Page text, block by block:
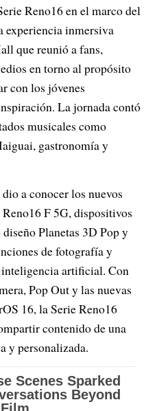
Reno16 en el marco del
experiencia inmersiva
que reunió a fans,
en torno al propósito
con los jóvenes
La jornada contó
musicales como
gastronomía y
a conocer los nuevos
F 5G, dispositivos
Planetas 3D Pop y
de fotografía y
artificial. Con
Pop Out y las nuevas
16, la Serie Reno16
contenido de una
y personalizada.